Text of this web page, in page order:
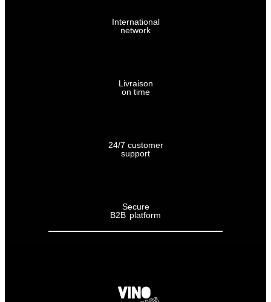
CHAMPAGNE
champagnes
Brut
International
network
Livraison
on time
24/7 customer
support
Secure
B2B platform